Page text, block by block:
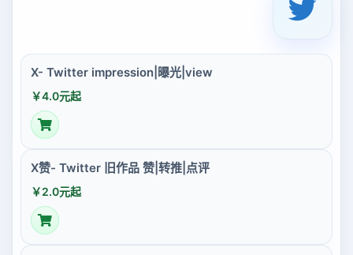
X- Twitter impression|曝光|view
￥4.0元起
X赞- Twitter 旧作品 赞|转推|点评
￥2.0元起